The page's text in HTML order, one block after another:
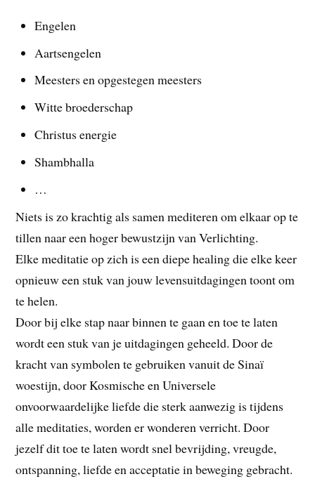
Engelen
Aartsengelen
Meesters en opgestegen meesters
Witte broederschap
Christus energie
Shambhalla
…
Niets is zo krachtig als samen mediteren om elkaar op te
tillen naar een hoger bewustzijn van Verlichting.
Elke meditatie op zich is een diepe healing die elke keer
opnieuw een stuk van jouw levensuitdagingen toont om
te helen.
Door bij elke stap naar binnen te gaan en toe te laten
wordt een stuk van je uitdagingen geheeld. Door de
kracht van symbolen te gebruiken vanuit de Sinaï
woestijn, door Kosmische en Universele
onvoorwaardelijke liefde die sterk aanwezig is tijdens
alle meditaties, worden er wonderen verricht. Door
jezelf dit toe te laten wordt snel bevrijding, vreugde,
ontspanning, liefde en acceptatie in beweging gebracht.